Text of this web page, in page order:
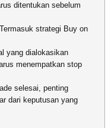
ditentukan sebelum
strategi Buy on
yang dialokasikan
menempatkan stop
selesai, penting
dari keputusan yang